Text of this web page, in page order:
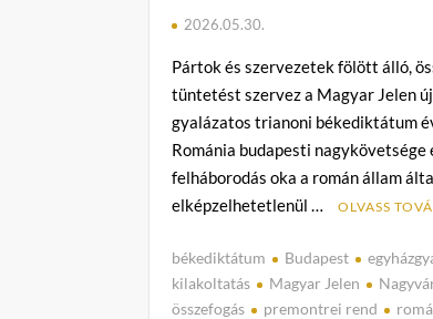
2026.05.30.
Pártok és szervezetek fölött álló,
tüntetést szervez a Magyar Jelen
gyalázatos trianoni békediktátum
Románia budapesti nagykövetsége
felháborodás oka a román állam
elképzelhetetlenül …
OLVASS
békediktátum Budapest
kilakoltatás
Magyar Jelen
összefogás
premontrei rend